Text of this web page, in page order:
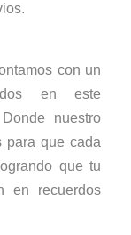
con un
en este
nuestro
para que cada
que tu
en recuerdos